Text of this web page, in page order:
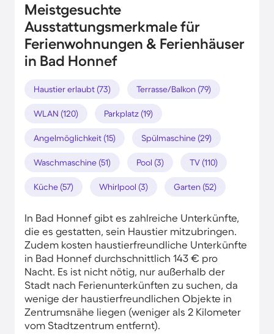
Meistgesuchte
Ausstattungsmerkmale für
Ferienwohnungen & Ferienhäuser
in Bad Honnef
Haustier erlaubt (73) Terrasse/Balkon (79)
WLAN (120) Parkplatz (19)
Angelmöglichkeit (15) Spülmaschine (29)
Waschmaschine (51) Pool (3) TV (110)
Küche (57) Whirlpool (3) Garten (52)
In Bad Honnef gibt es zahlreiche Unterkünfte,
die es gestatten, sein Haustier mitzubringen.
Zudem kosten haustierfreundliche Unterkünfte
in Bad Honnef durchschnittlich 143 € pro
Nacht. Es ist nicht nötig, nur außerhalb der
Stadt nach Ferienunterkünften zu suchen, da
wenige der haustierfreundlichen Objekte in
Zentrumsnähe liegen (weniger als 2 Kilometer
vom Stadtzentrum entfernt).